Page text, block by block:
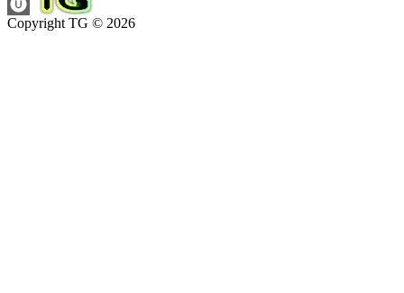
Copyright TG © 2026